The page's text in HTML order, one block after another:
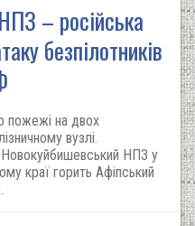
– російська
безпілотників
пожежі на двох
вузлі.
Новокуйбишевський НПЗ у
краї горить Афіпський